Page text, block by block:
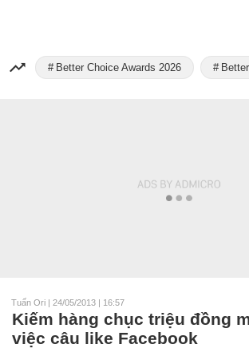
Better Choice Awards 2026
Tuấn Ori | 24/05/2013 | 16:57
Kiếm hàng chục triệu đồng
việc câu like Facebook